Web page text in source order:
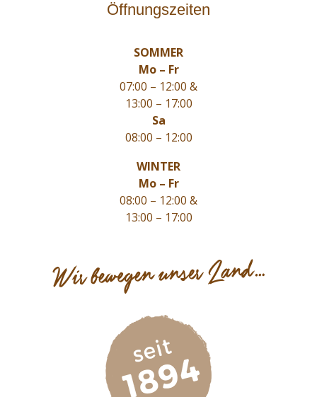
Öffnungszeiten
SOMMER
Mo – Fr
07:00 – 12:00 &
13:00 – 17:00
Sa
08:00 – 12:00
WINTER
Mo – Fr
08:00 – 12:00 &
13:00 – 17:00